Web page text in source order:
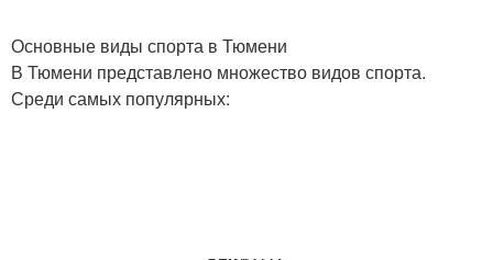
Основные виды спорта в Тюмени
В Тюмени представлено множество видов спорта.
Среди самых популярных: